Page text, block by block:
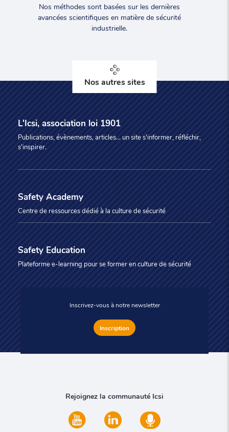
Nos méthodes sont basées sur les dernières
avancées scientifiques en matière de sécurité
industrielle.
Nos autres sites
L'Icsi, association loi 1901
Publications, évènements, articles... un site s'informer, réfléchir,
s'inspirer.
Safety Academy
Centre de ressources dédié à la culture de sécurité
Safety Education
Plateforme e-learning pour se former en culture de sécurité
Inscrivez-vous à notre newsletter
Inscription
Rejoignez la communauté Icsi